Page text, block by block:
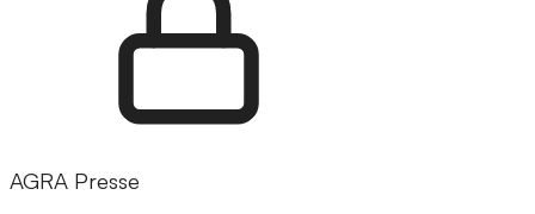
AGRA Presse